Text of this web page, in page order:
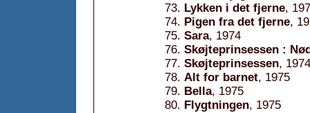
Lykken i det fjerne,
Pigen fra det fjerne,
Sara, 1974
Skøjteprinsessen :
Skøjteprinsessen, 1974
Alt for barnet, 1975
Bella, 1975
Flygtningen, 1975